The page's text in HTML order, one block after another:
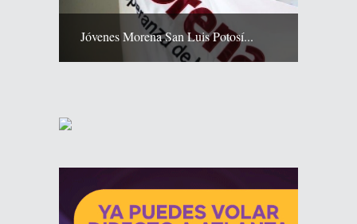
Jóvenes Morena San Luis Potosí...